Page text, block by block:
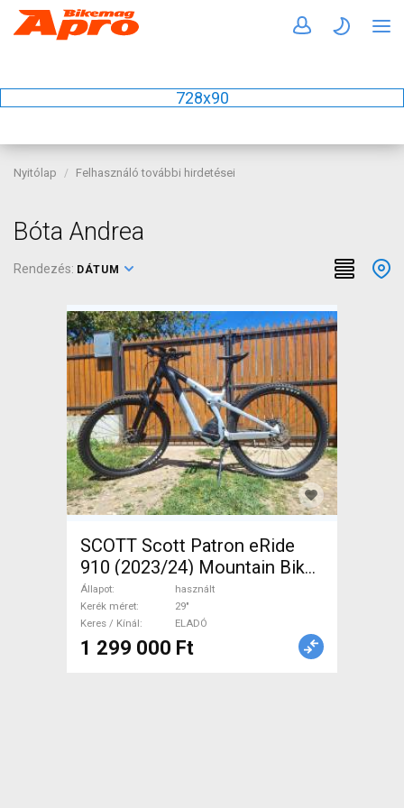
728x90
Nyitólap Felhasználó további hirdetései
Bóta Andrea
Rendezés: DÁTUM
SCOTT Scott Patron eRide
910 (2023/24) Mountain Bike
29" össztelós / fully használt
ELADÓ
Állapot
használt
Kerék méret
29"
Keres / Kínál
ELADÓ
1 299 000 Ft